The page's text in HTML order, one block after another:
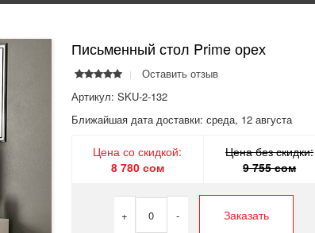
Письменный стол Prime орех
Оставить отзыв
Артикул: SKU-2-132
Ближайшая дата доставки: среда, 12 августа
Цена со скидкой:
8 780 сом
Цена без скидки:
9 755 сом
+ 0 - Заказать